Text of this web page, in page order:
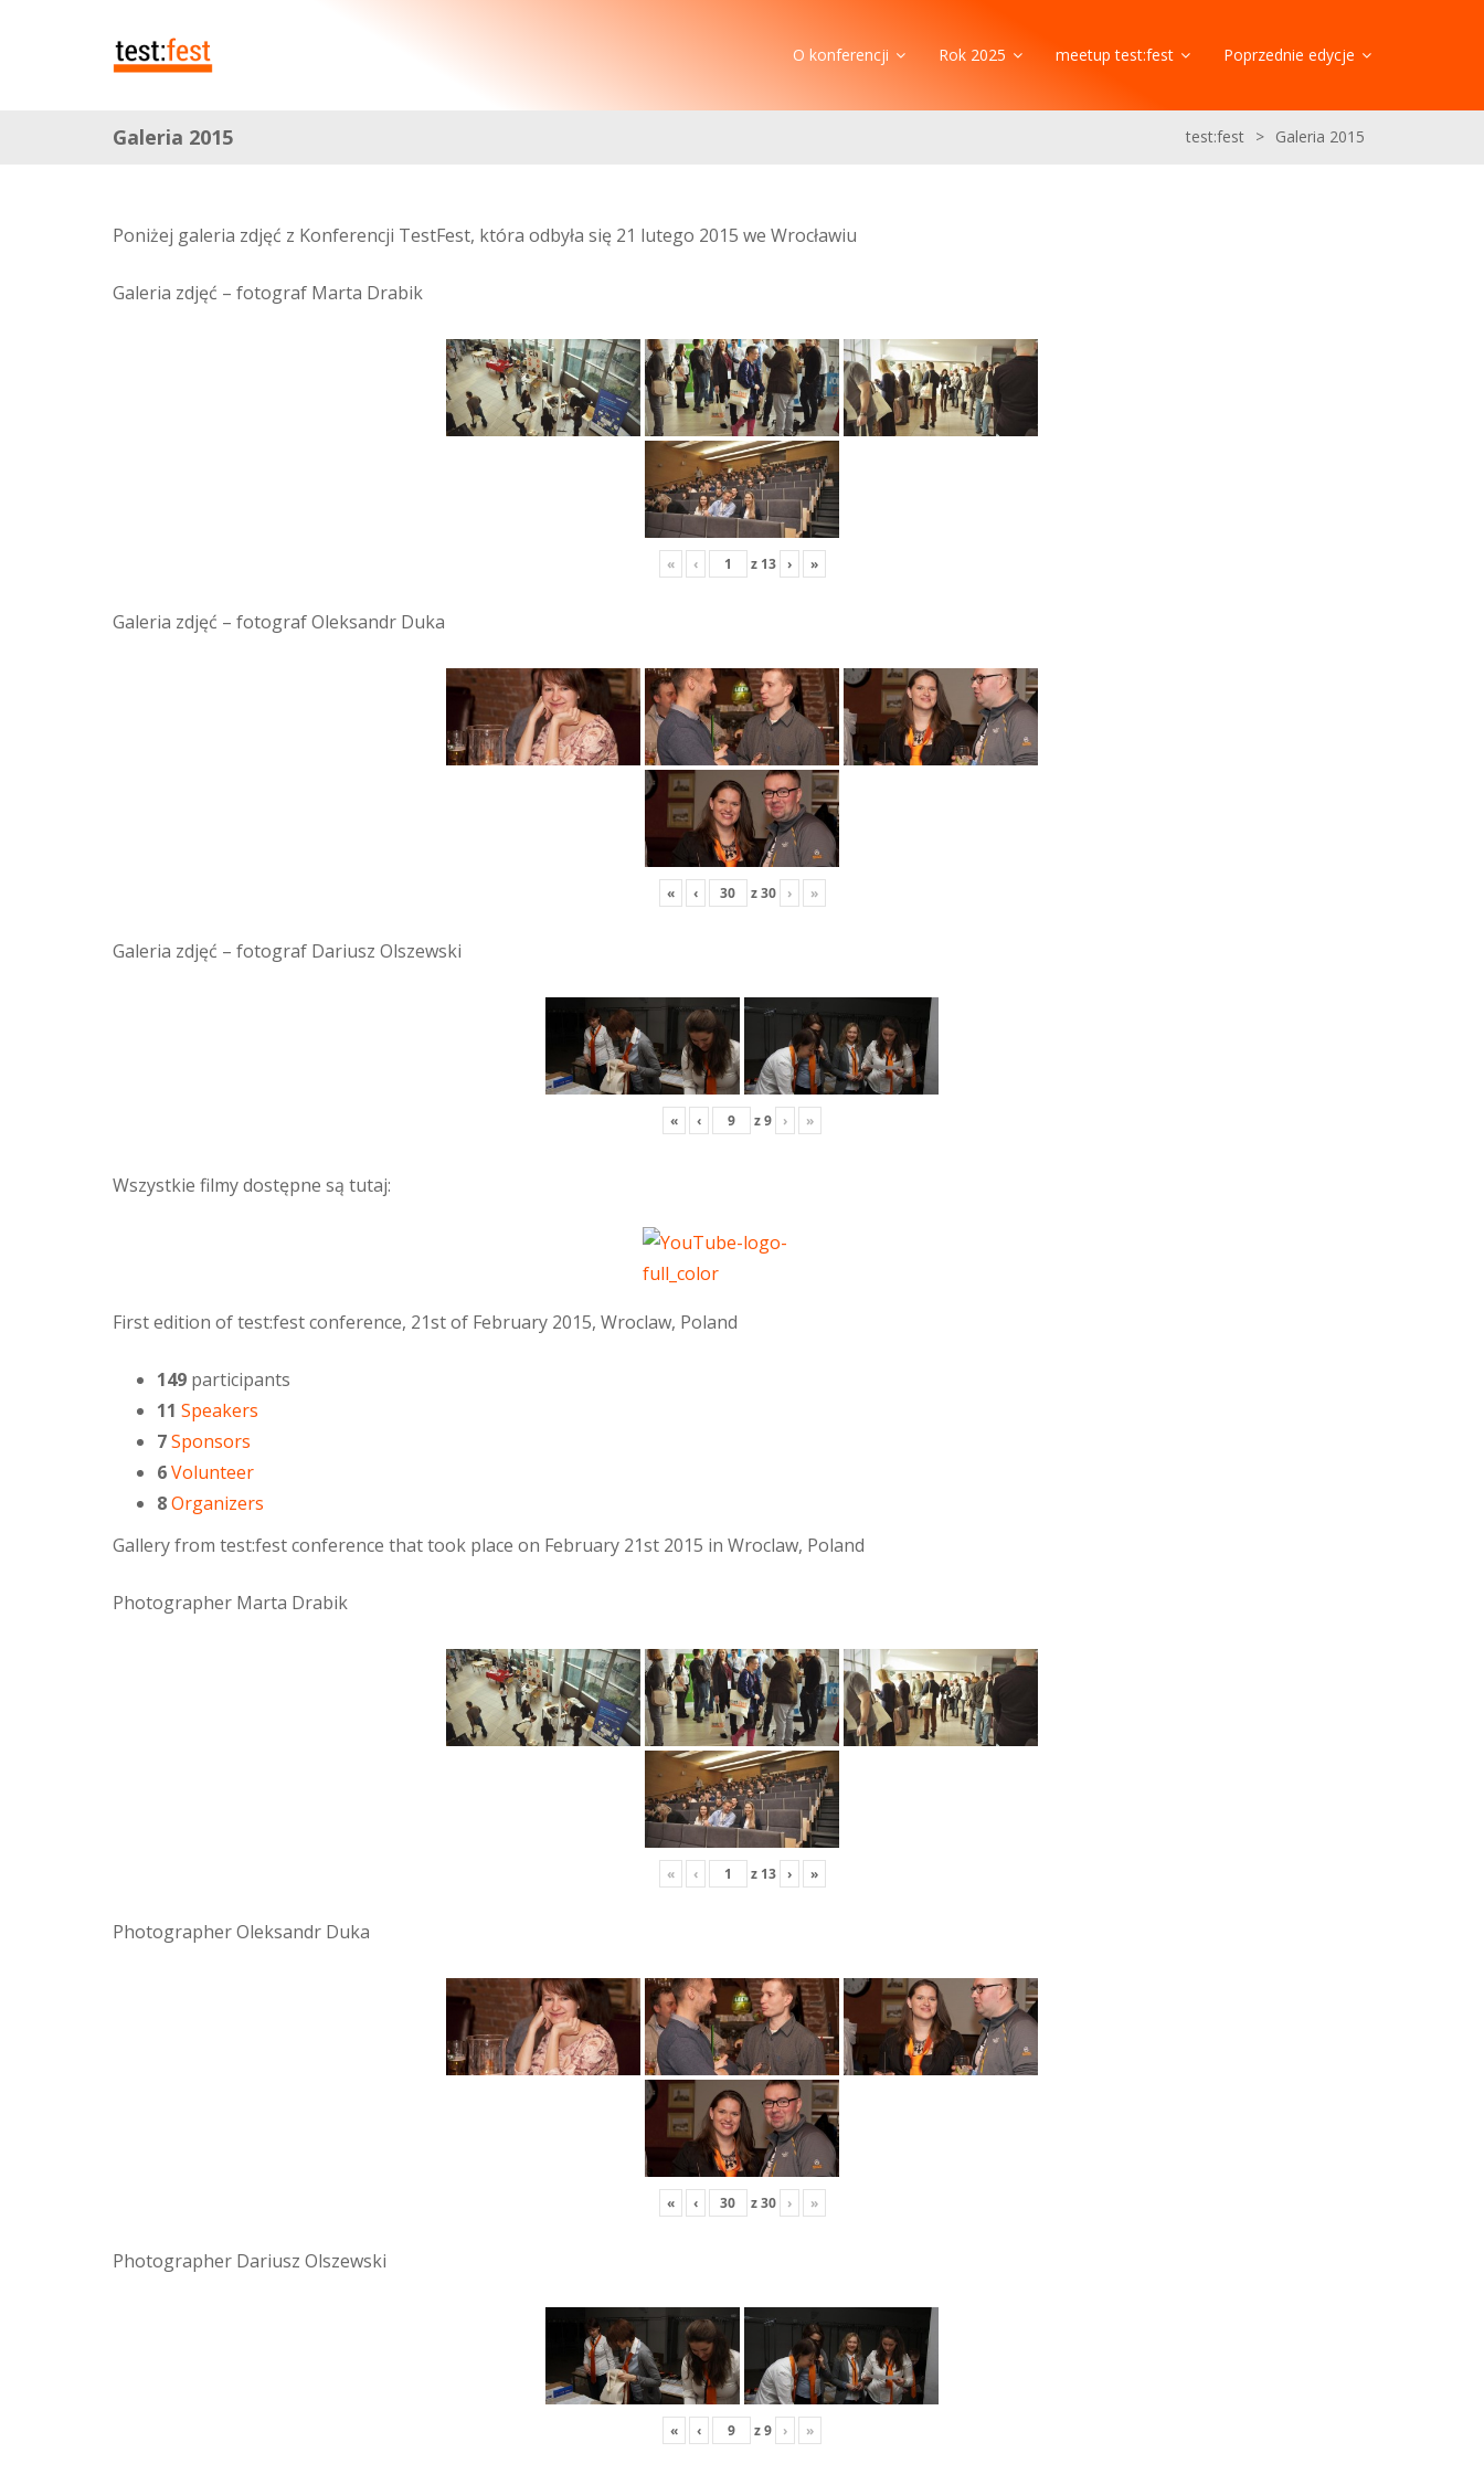
O konferencji Rok 2025 meetup test:fest Poprzednie edycje
Galeria 2015 test:fest > Galeria 2015
Poniżej galeria zdjęć z Konferencji TestFest, która odbyła się 21 lutego 2015 we Wrocławiu
Galeria zdjęć – fotograf Marta Drabik
« ‹ z 13 › »
Galeria zdjęć – fotograf Oleksandr Duka
« ‹ z30 › »
Galeria zdjęć – fotograf Dariusz Olszewski
« ‹ z9 › »
Wszystkie filmy dostępne są tutaj:
First edition of test:fest conference, 21st of February 2015, Wroclaw, Poland
149 participants
11 Speakers
7Sponsors
6Volunteer
8Organizers
Gallery from test:fest conference that took place on February 21st 2015 in Wroclaw, Poland
Photographer Marta Drabik
« ‹ z 13 › »
Photographer Oleksandr Duka
« ‹ z30 › »
Photographer Dariusz Olszewski
« ‹ z9 › »